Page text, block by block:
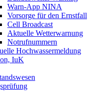
Warn-App NINA
Vorsorge für den Ernstfall
Cell Broadcast
Aktuelle Wetterwarnung
Notrufnummern
Hochwassermeldung
IuK